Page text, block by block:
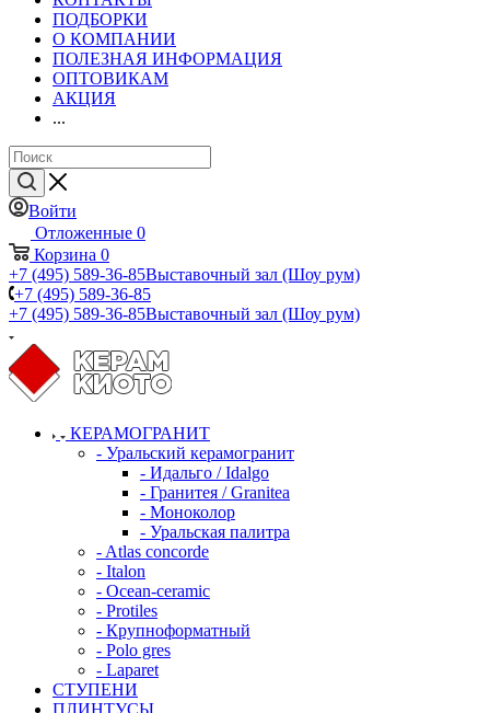
ПОДБОРКИ
О КОМПАНИИ
ПОЛЕЗНАЯ ИНФОРМАЦИЯ
ОПТОВИКАМ
АКЦИЯ
...
Войти
Отложенные 0
Корзина 0
+7 (495) 589-36-85Выставочный зал (Шоу рум)
+7 (495) 589-36-85
+7 (495) 589-36-85Выставочный зал (Шоу рум)
КЕРАМОГРАНИТ
- Уральский керамогранит
- Идальго / Idalgo
- Гранитея / Granitea
- Моноколор
- Уральская палитра
- Atlas concorde
- Italon
- Ocean-ceramic
- Protiles
- Крупноформатный
- Polo gres
- Laparet
СТУПЕНИ
ПЛИНТУСЫ